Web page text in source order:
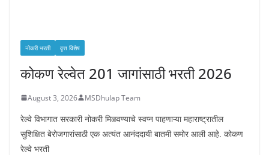
नोकरी भरती वृत्त विशेष
कोकण रेल्वेत 201 जागांसाठी भरती 2026
August 3, 2026 MSDhulap Team
रेल्वे विभागात सरकारी नोकरी मिळवण्याचे स्वप्न पाहणाऱ्या महाराष्ट्रातील
सुशिक्षित बेरोजगारांसाठी एक अत्यंत आनंददायी बातमी समोर आली आहे. कोकण
रेल्वे भरती